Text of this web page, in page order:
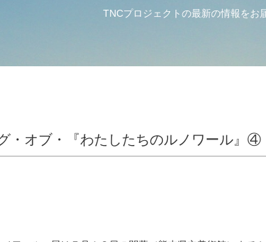
TNCプロジェクトの最新の情報をお
・オブ・『わたしたちのルノワール』